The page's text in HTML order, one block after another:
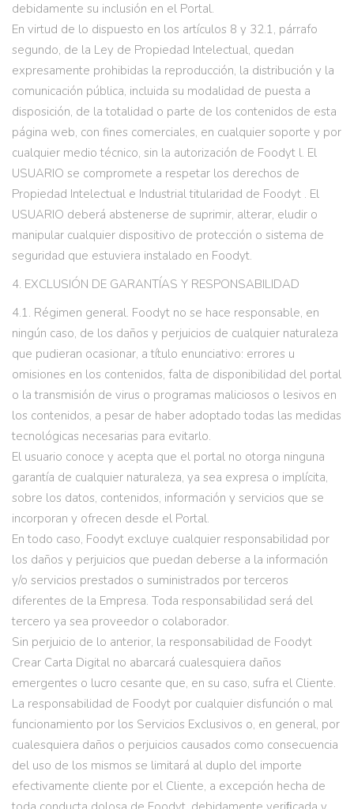
debidamente su inclusión en el Portal.
En virtud de lo dispuesto en los artículos 8 y 32.1, párrafo
segundo, de la Ley de Propiedad Intelectual, quedan
expresamente prohibidas la reproducción, la distribución y la
comunicación pública, incluida su modalidad de puesta a
disposición, de la totalidad o parte de los contenidos de esta
página web, con fines comerciales, en cualquier soporte y por
cualquier medio técnico, sin la autorización de Foodyt l. El
USUARIO se compromete a respetar los derechos de
Propiedad Intelectual e Industrial titularidad de Foodyt . El
USUARIO deberá abstenerse de suprimir, alterar, eludir o
manipular cualquier dispositivo de protección o sistema de
seguridad que estuviera instalado en Foodyt.
4. EXCLUSIÓN DE GARANTÍAS Y RESPONSABILIDAD
4.1. Régimen general. Foodyt no se hace responsable, en
ningún caso, de los daños y perjuicios de cualquier naturaleza
que pudieran ocasionar, a título enunciativo: errores u
omisiones en los contenidos, falta de disponibilidad del portal
o la transmisión de virus o programas maliciosos o lesivos en
los contenidos, a pesar de haber adoptado todas las medidas
tecnológicas necesarias para evitarlo.
El usuario conoce y acepta que el portal no otorga ninguna
garantía de cualquier naturaleza, ya sea expresa o implícita,
sobre los datos, contenidos, información y servicios que se
incorporan y ofrecen desde el Portal.
En todo caso, Foodyt excluye cualquier responsabilidad por
los daños y perjuicios que puedan deberse a la información
y/o servicios prestados o suministrados por terceros
diferentes de la Empresa. Toda responsabilidad será del
tercero ya sea proveedor o colaborador.
Sin perjuicio de lo anterior, la responsabilidad de Foodyt
Crear Carta Digital no abarcará cualesquiera daños
emergentes o lucro cesante que, en su caso, sufra el Cliente.
La responsabilidad de Foodyt por cualquier disfunción o mal
funcionamiento por los Servicios Exclusivos o, en general, por
cualesquiera daños o perjuicios causados como consecuencia
del uso de los mismos se limitará al duplo del importe
efectivamente cliente por el Cliente, a excepción hecha de